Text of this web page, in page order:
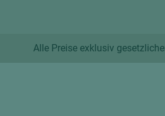
Alle Preise exklusiv